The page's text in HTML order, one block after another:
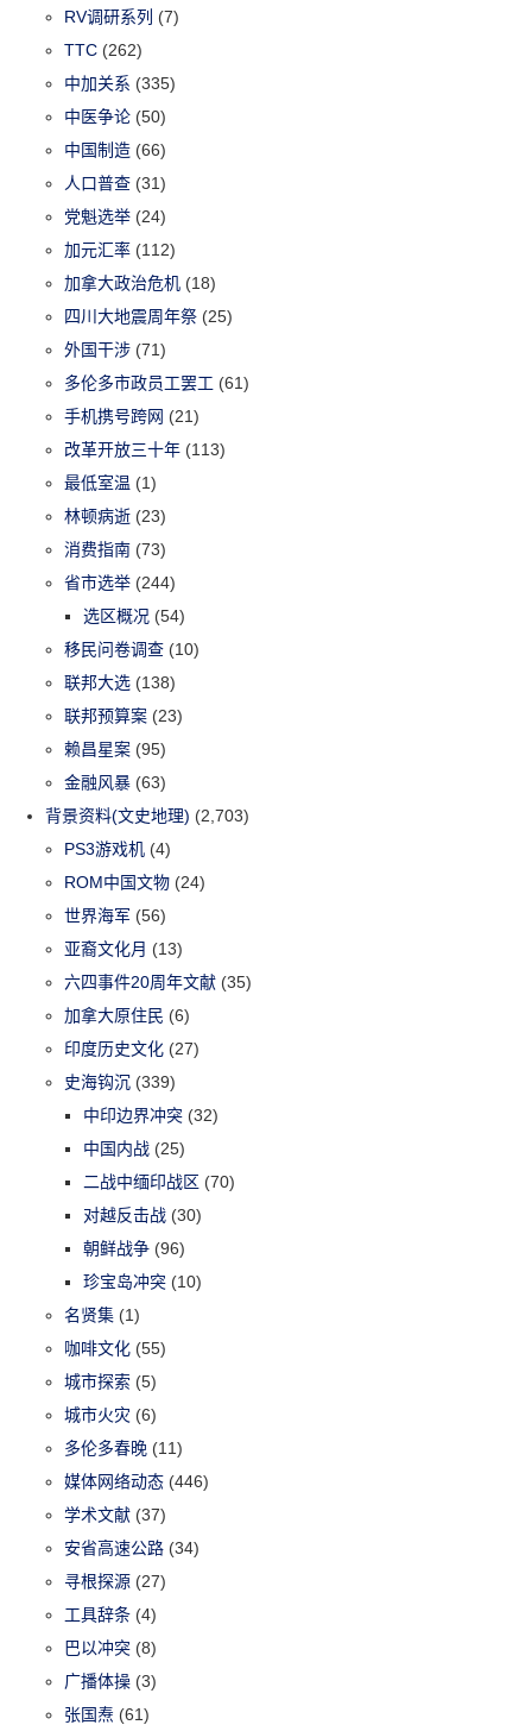
RV调研系列 (7)
TTC (262)
中加关系 (335)
中医争论 (50)
中国制造 (66)
人口普查 (31)
党魁选举 (24)
加元汇率 (112)
加拿大政治危机 (18)
四川大地震周年祭 (25)
外国干涉 (71)
多伦多市政员工罢工 (61)
手机携号跨网 (21)
改革开放三十年 (113)
最低室温 (1)
林顿病逝 (23)
消费指南 (73)
省市选举 (244)
选区概况 (54)
移民问卷调查 (10)
联邦大选 (138)
联邦预算案 (23)
赖昌星案 (95)
金融风暴 (63)
背景资料(文史地理) (2,703)
PS3游戏机 (4)
ROM中国文物 (24)
世界海军 (56)
亚裔文化月 (13)
六四事件20周年文献 (35)
加拿大原住民 (6)
印度历史文化 (27)
史海钩沉 (339)
中印边界冲突 (32)
中国内战 (25)
二战中缅印战区 (70)
对越反击战 (30)
朝鲜战争 (96)
珍宝岛冲突 (10)
名贤集 (1)
咖啡文化 (55)
城市探索 (5)
城市火灾 (6)
多伦多春晚 (11)
媒体网络动态 (446)
学术文献 (37)
安省高速公路 (34)
寻根探源 (27)
工具辞条 (4)
巴以冲突 (8)
广播体操 (3)
张国焘 (61)